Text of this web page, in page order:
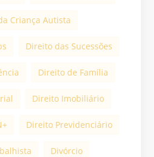
Criança Autista
Direito das Sucessões
Direito de Família
Direito Imobiliário
Direito Previdenciário
Divórcio